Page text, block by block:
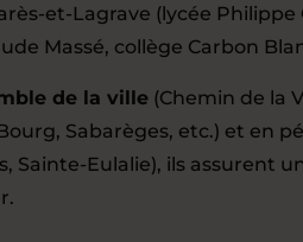
et-Lagrave (lycée Philippe
Massé, collège Carbon
de la ville (Chemin de la
Sabarèges, etc.) et en
Sainte-Eulalie), ils assurent